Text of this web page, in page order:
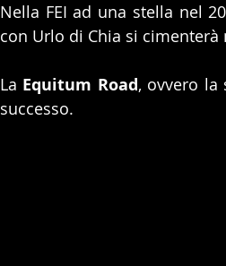
Nella FEI ad una stella nel
con Urlo di Chia si cimenterà
La Equitum Road, ovvero la
successo.